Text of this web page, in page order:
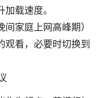
载速度。
家庭上网高峰期）
观看，必要时切换到